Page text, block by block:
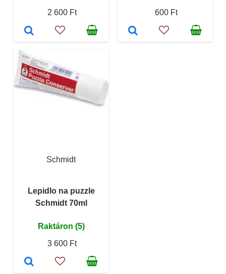
2 600 Ft
600 Ft
Schmidt
Lepidlo na puzzle
Schmidt 70ml
Raktáron (5)
3 600 Ft